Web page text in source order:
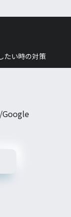
たい時の対策
Google